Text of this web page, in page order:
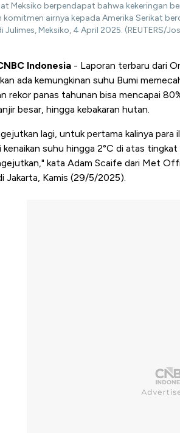
Meksiko berpendapat bahwa kekeringan
komitmen airnya kepada Amerika Serikat
Julimes, Meksiko, 4 April 2025. (REUTERS/
Indonesia - Laporan terbaru dari
ada kemungkinan suhu Bumi
rekor panas tahunan bisa mencapai
besar, hingga kebakaran hutan.
lagi, untuk pertama kalinya para
kenaikan suhu hingga 2°C di atas
kata Adam Scaife dari Met
Jakarta, Kamis (29/5/2025).